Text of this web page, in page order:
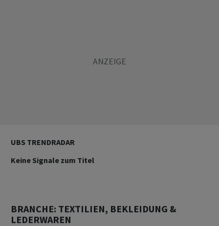
UBS TRENDRADAR
Keine Signale zum Titel
BRANCHE: TEXTILIEN, BEKLEIDUNG &
LEDERWAREN